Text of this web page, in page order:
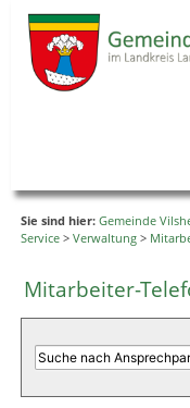
Sie sind hier: Gemeinde
Service > Verwaltung >
Mitarbeiter-